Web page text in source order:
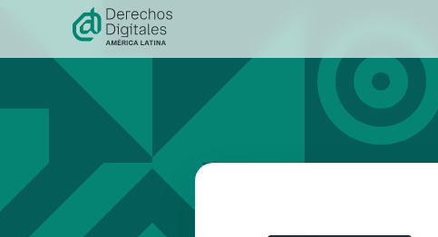
contenido